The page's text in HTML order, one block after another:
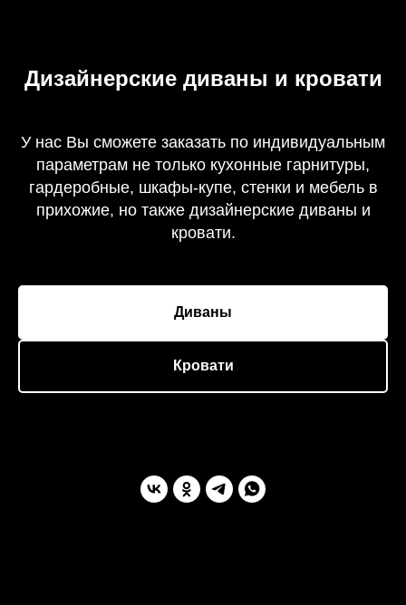
Дизайнерские диваны и кровати
У нас Вы сможете заказать по индивидуальным
параметрам не только кухонные гарнитуры,
гардеробные, шкафы-купе, стенки и мебель в
прихожие, но также дизайнерские диваны и
кровати.
Диваны
Кровати